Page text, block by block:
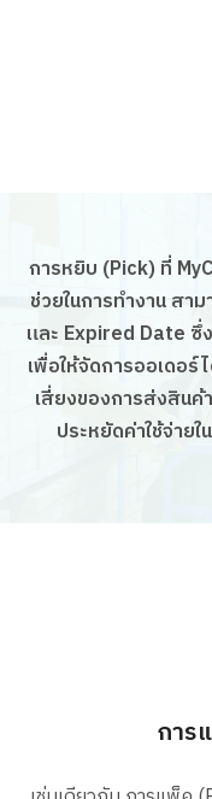
การหยิบ (Pick) ที่
ช่วยในการทำงาน สา
และ Expired Date
เพื่อให้จัดการออเดอ
เสี่ยงของการส่งสิน
ประหยัดค่าใช้จ่าย
การ